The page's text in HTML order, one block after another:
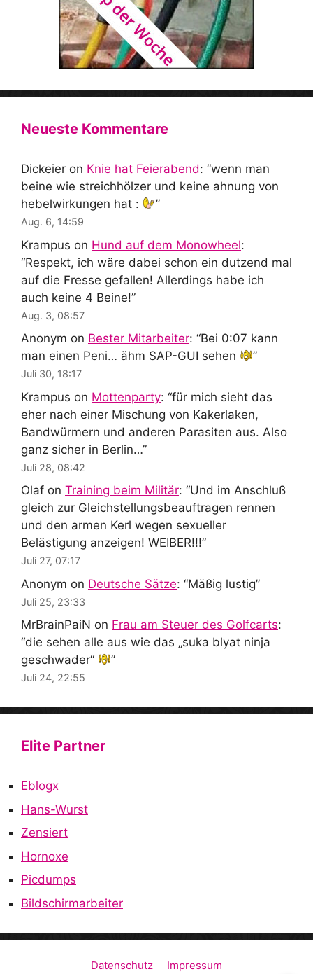
Neueste Kommentare
Dickeier on Knie hat Feierabend: “wenn man
beine wie streichhölzer und keine ahnung von
hebelwirkungen hat :
”
Aug. 6, 14:59
Krampus on Hund auf dem Monowheel:
“Respekt, ich wäre dabei schon ein dutzend mal
auf die Fresse gefallen! Allerdings habe ich
auch keine 4 Beine!”
Aug. 3, 08:57
Anonym on Bester Mitarbeiter: “Bei 0:07 kann
man einen Peni… ähm SAP-GUI sehen
”
Juli 30, 18:17
Krampus on Mottenparty: “für mich sieht das
eher nach einer Mischung von Kakerlaken,
Bandwürmern und anderen Parasiten aus. Also
ganz sicher in Berlin…”
Juli 28, 08:42
Olaf on Training beim Militär: “Und im Anschluß
gleich zur Gleichstellungsbeauftragen rennen
und den armen Kerl wegen sexueller
Belästigung anzeigen! WEIBER!!!”
Juli 27, 07:17
Anonym on Deutsche Sätze: “Mäßig lustig”
Juli 25, 23:33
MrBrainPaiN on Frau am Steuer des Golfcarts:
“die sehen alle aus wie das „suka blyat ninja
geschwader“
”
Juli 24, 22:55
Elite Partner
Eblogx
Hans-Wurst
Zensiert
Hornoxe
Picdumps
Bildschirmarbeiter
Datenschutz Impressum